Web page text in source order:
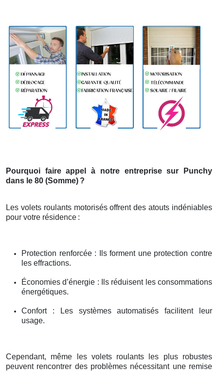
Pourquoi faire appel à notre entreprise sur Punchy
dans le 80 (Somme) ?
Les volets roulants motorisés offrent des atouts indéniables
pour votre résidence :
Protection renforcée : Ils forment une protection contre
les effractions.
Économies d’énergie : Ils réduisent les consommations
énergétiques.
Confort : Les systèmes automatisés facilitent leur
usage.
Cependant, même les volets roulants les plus robustes
peuvent rencontrer des problèmes nécessitant une remise